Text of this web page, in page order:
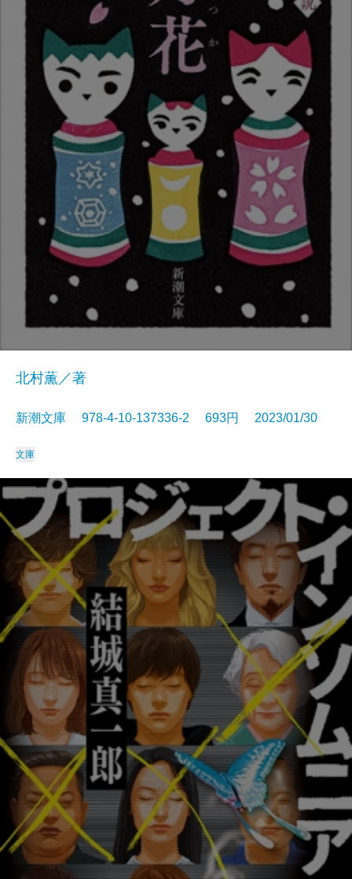
北村薫／著
新潮文庫 978-4-10-137336-2 693円 2023/01/30
文庫